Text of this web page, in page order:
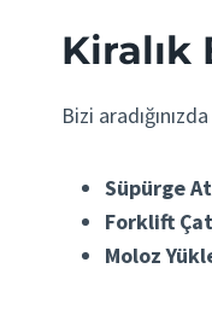
Kiralık
Bizi
Süpürge
Forklift
Moloz